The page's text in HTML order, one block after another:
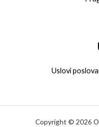
Uslovi
Copyright © 2026